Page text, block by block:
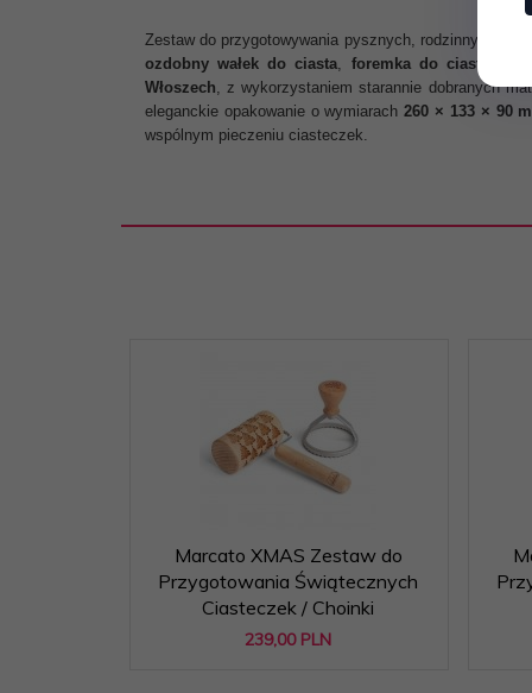
Zestaw do przygotowywania pysznych, rodzinnych
ozdobny wałek do ciasta, foremka do ciastek
Włoszech, z wykorzystaniem starannie dobranych
eleganckie opakowanie o wymiarach260 × 133 × 90
wspólnym pieczeniu ciasteczek.
Marcato XMAS Zestaw do
Przygotowania Świątecznych
Ciasteczek / Choinki
239,00 PLN